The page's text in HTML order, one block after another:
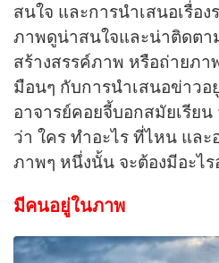
สนใจ และการนำเสนอเรื่อ
ภาพดูน่าสนใจและน่าติดต
สร้างสรรค์ภาพ หรือถ่ายภา
มือนๆ กับการนำเสนอข่าว
อาจารย์คอยจี้บอกสมัยเรีย
ว่า ใคร ทำอะไร ที่ไหน แล
ภาพๆ หนึ่งนั้น จะต้องมีอะไ
มีคนอยู่ในภาพ